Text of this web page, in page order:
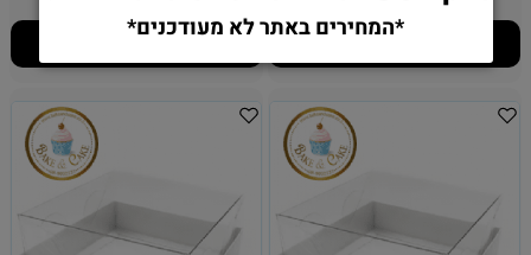
הוסף לסל
*המחירים באתר לא מעודכנים*